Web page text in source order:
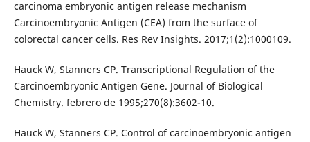
carcinoma embryonic antigen release mechanism
Carcinoembryonic Antigen (CEA) from the surface of
colorectal cancer cells. Res Rev Insights. 2017;1(2):1000109.
Hauck W, Stanners CP. Transcriptional Regulation of the
Carcinoembryonic Antigen Gene. Journal of Biological
Chemistry. febrero de 1995;270(8):3602-10.
Hauck W, Stanners CP. Control of carcinoembryonic antigen